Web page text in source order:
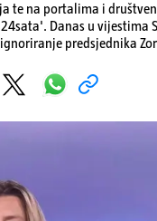
te na portalima i
Danas u vijestima
predsjednika
električnom romobilu te